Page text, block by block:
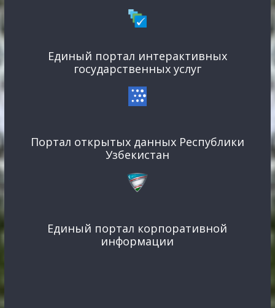
Единый портал интерактивных
государственных услуг
Портал открытых данных Республики
Узбекистан
Единый портал корпоративной
информации